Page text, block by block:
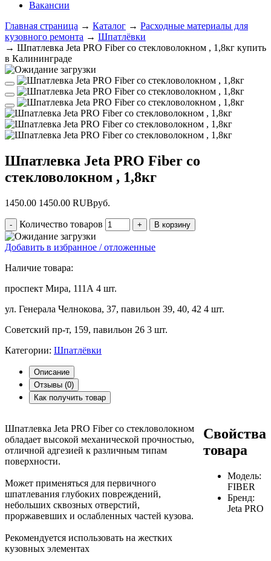
Вакансии
Главная страница → Каталог → Расходные материалы для
кузовного ремонта → Шпатлёвки
→ Шпатлевка Jeta PRO Fiber со стекловолокном , 1,8кг купить
в Калининграде
Шпатлевка Jeta PRO Fiber со
стекловолокном , 1,8кг
1450.00 1450.00 RUBруб.
Количество товаров
Добавить в избранное / отложенные
Наличие товара:
проспект Мира, 111А 4 шт.
ул. Генерала Челнокова, 37, павильон 39, 40, 42 4 шт.
Советский пр-т, 159, павильон 26 3 шт.
Категории: Шпатлёвки
Описание
Отзывы (0)
Как получить товар
Шпатлевка Jeta PRO Fiber со стекловолокном
обладает высокой механической прочностью,
отличной адгезией к различным типам
поверхности.
Может применяться для первичного
шпатлевания глубоких повреждений,
небольших сквозных отверстий,
проржавевших и ослабленных частей кузова.
Рекомендуется использовать на жестких
кузовных элементах
Свойства
товара
Модель:
FIBER
Бренд:
Jeta PRO